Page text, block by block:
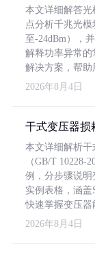
本文详细解答
点分析千兆光
至-24dBm），
解释功率异常的
解决方案，帮助
2026年8月4日
干式变压器损
本文详细解析
（GB/T 10228-
例，分步骤说
实例表格，涵盖
快速掌握变压器
2026年8月4日